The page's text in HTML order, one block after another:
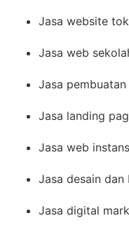
Jasa website
Jasa web
Jasa
Jasa landing
Jasa web
Jasa desain
Jasa digital